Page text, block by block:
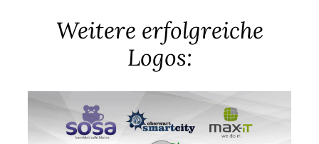
Weitere erfolgreiche
Logos: